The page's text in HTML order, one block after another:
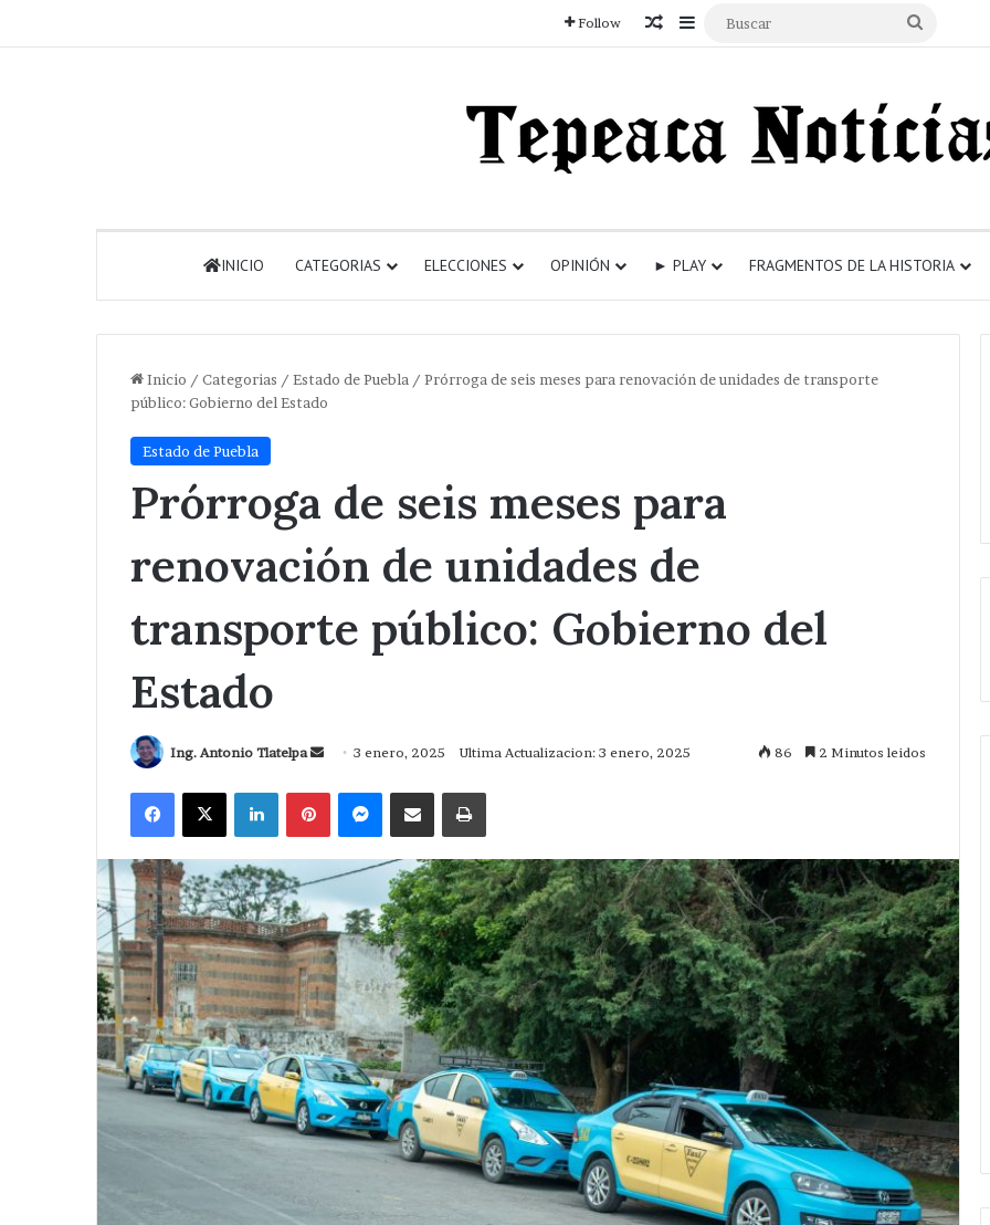
Follow Articulo aleatorio
Sidebar
INICIO CATEGORIAS ELECCIONES OPINIÓN ► PLAY FRAGMENTOS DE LA HISTORIA
Inicio / Categorias / Estado de Puebla / Prórroga de seis meses para renovación de unidades de transporte
público: Gobierno del Estado
Estado de Puebla
Prórroga de seis meses para
renovación de unidades de
transporte público: Gobierno del
Estado
Ing. Antonio Tlatelpa
Send
email
3 enero, 2025 Ultima Actualizacion: 3 enero, 2025 86 2 Minutos leidos
Facebook
X LinkedInPinterestMessengerCompartir via CorreoImprimir